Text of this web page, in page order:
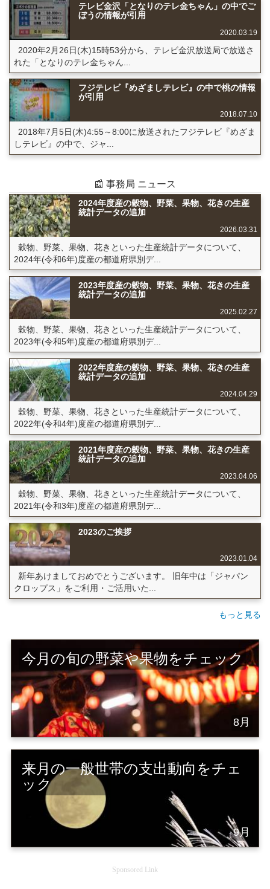
テレビ金沢「となりのテレ金ちゃん」の中でご
ぼうの情報が引用
2020.03.19
2020年2月26日(木)15時53分から、テレビ金沢放送局で放送さ
れた「となりのテレ金ちゃん...
フジテレビ『めざましテレビ』の中で桃の情報
が引用
2018.07.10
2018年7月5日(木)4:55～8:00に放送されたフジテレビ『めざま
しテレビ』の中で、ジャ...
📰 事務局 ニュース
2024年度産の穀物、野菜、果物、花きの生産
統計データの追加
2026.03.31
穀物、野菜、果物、花きといった生産統計データについて、
2024年(令和6年)度産の都道府県別デ...
2023年度産の穀物、野菜、果物、花きの生産
統計データの追加
2025.02.27
穀物、野菜、果物、花きといった生産統計データについて、
2023年(令和5年)度産の都道府県別デ...
2022年度産の穀物、野菜、果物、花きの生産
統計データの追加
2024.04.29
穀物、野菜、果物、花きといった生産統計データについて、
2022年(令和4年)度産の都道府県別デ...
2021年度産の穀物、野菜、果物、花きの生産
統計データの追加
2023.04.06
穀物、野菜、果物、花きといった生産統計データについて、
2021年(令和3年)度産の都道府県別デ...
2023のご挨拶
2023.01.04
新年あけましておめでとうございます。 旧年中は「ジャパン
クロップス」をご利用・ご活用いた...
もっと見る
今月の旬の野菜や果物をチェック
8月
来月の一般世帯の支出動向をチェ
ック
9月
Sponsored Link